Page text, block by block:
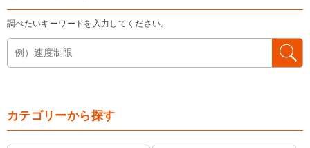
調べたいキーワードを入力してください。
カテゴリーから探す